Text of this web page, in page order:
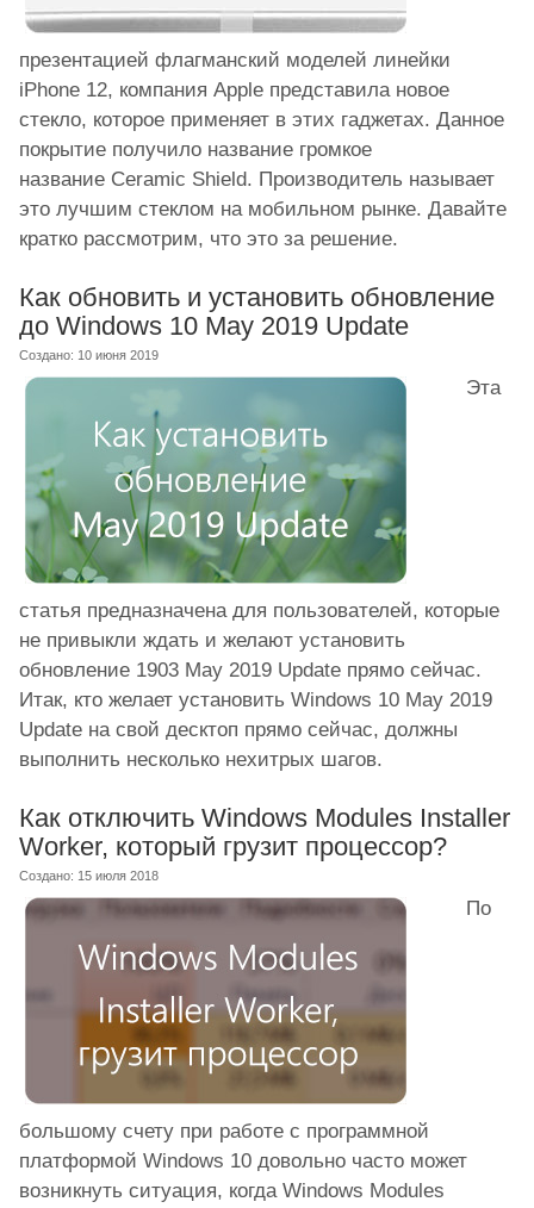
презентацией флагманский моделей линейки
iPhone 12, компания Apple представила новое
стекло, которое применяет в этих гаджетах. Данное
покрытие получило название громкое
название Ceramic Shield. Производитель называет
это лучшим стеклом на мобильном рынке. Давайте
кратко рассмотрим, что это за решение.
Как обновить и установить обновление
до Windows 10 May 2019 Update
Создано: 10 июня 2019
Эта
статья предназначена для пользователей, которые
не привыкли ждать и желают установить
обновление 1903 May 2019 Update прямо сейчас.
Итак, кто желает установить Windows 10 May 2019
Update на свой десктоп прямо сейчас, должны
выполнить несколько нехитрых шагов.
Как отключить Windows Modules Installer
Worker, который грузит процессор?
Создано: 15 июля 2018
По
большому счету при работе с программной
платформой Windows 10 довольно часто может
возникнуть ситуация, когда Windows Modules